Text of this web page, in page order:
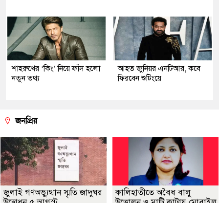
শাহরুখের ‘কিং’ নিয়ে ফাঁস হলো
নতুন তথ্য
আহত জুনিয়র এনটিআর, কবে
ফিরবেন শুটিংয়ে
জনপ্রিয়
জুলাই গণঅভ্যুত্থান স্মৃতি জাদুঘর
কালিহাতীতে অবৈধ বালু